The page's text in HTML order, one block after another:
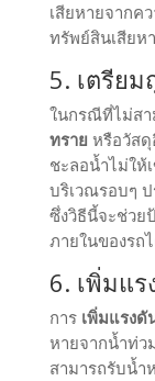
เสียหายจากค
ทรัพย์สินเสียห
5. เตรีย
ในกรณีที่ไม่สา
ทราย หรือวัสดุ
ชะลอน้ำไม่ให้
บริเวณรอบๆ
ซึ่งวิธีนี้จะช่วย
ภายในของรถ
6. เพิ่มแ
การ เพิ่มแรงดั
หายจากน้ำท่ว
สามารถรับน้ำ